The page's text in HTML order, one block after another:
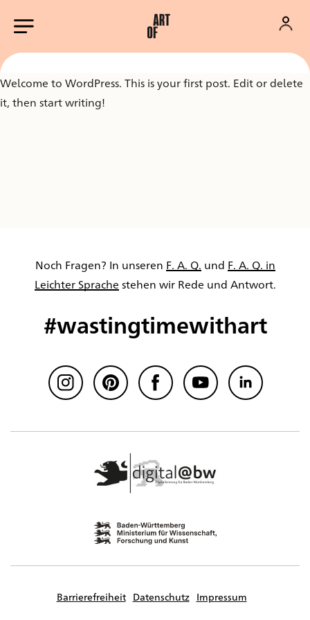
Welcome to WordPress. This is your first post. Edit or delete
it, then start writing!
Noch Fragen? In unseren F. A. Q. und F. A. Q. in
Leichter Sprache stehen wir Rede und Antwort.
#wastingtimewithart
Barrierefreiheit Datenschutz Impressum